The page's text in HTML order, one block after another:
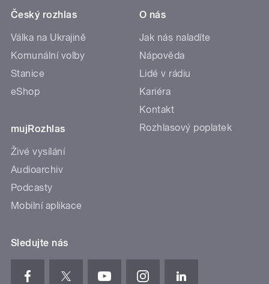
Český rozhlas
Válka na Ukrajině
Komunální volby
Stanice
eShop
mujRozhlas
Živé vysílání
Audioarchiv
Podcasty
Mobilní aplikace
O nás
Jak nás naladíte
Nápověda
Lidé v rádiu
Kariéra
Kontakt
Rozhlasový poplatek
Sledujte nás